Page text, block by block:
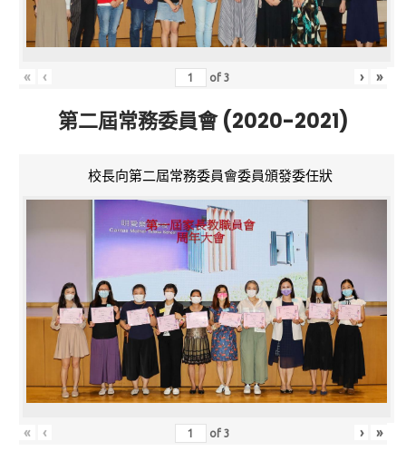
« ‹ of3 › »
第二屆常務委員會 (2020-2021)
校長向第二屆常務委員會委員頒發委任狀
« ‹ of3 › »